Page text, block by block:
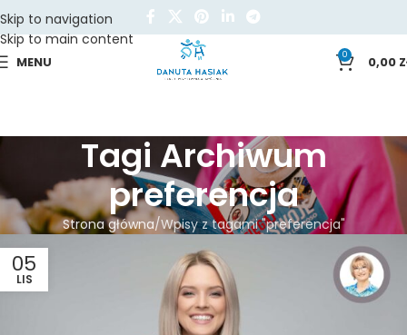
Skip to navigation
Skip to main content
MENU 0 0,00
Tagi Archiwum
preferencja
Strona główna Wpisy z tagami "preferencja"
05
LIS